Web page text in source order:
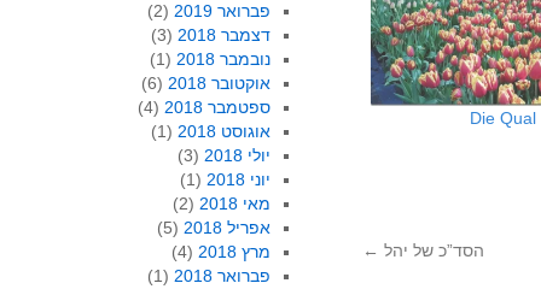
Die
הסד”כ של יהל ←
פברואר 2019
(2)
דצמבר 2018
(3)
נובמבר 2018
(1)
אוקטובר 2018
(6)
ספטמבר 2018
(4)
אוגוסט 2018
(1)
יולי 2018
(3)
יוני 2018
(1)
מאי 2018
(2)
אפריל 2018
(5)
מרץ 2018
(4)
פברואר 2018
(1)